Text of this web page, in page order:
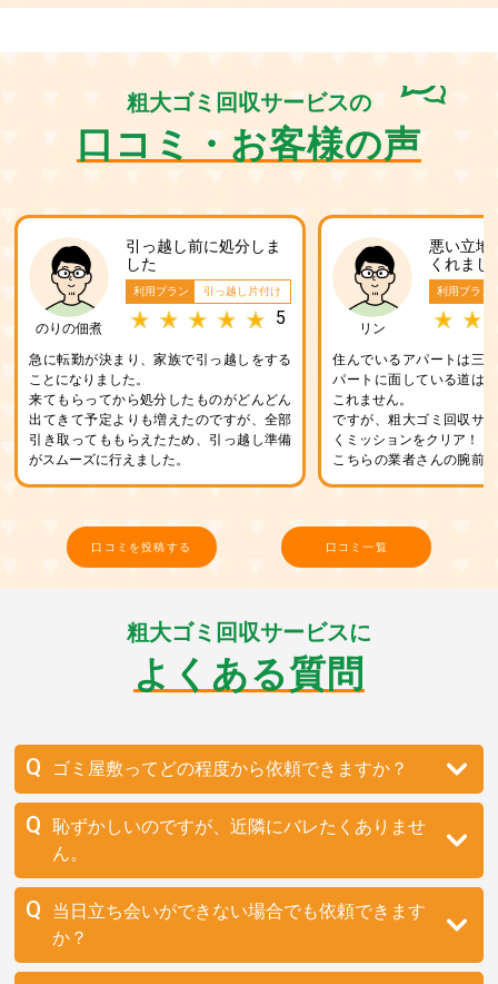
粗大ゴミ回収サービスの
口コミ・お客様の声
のりの佃煮
引っ越し前に処分しま
した
利用プラン 引っ越し片付け
5
急に転勤が決まり、家族で引っ越しをする
ことになりました。
来てもらってから処分したものがどんどん
出てきて予定よりも増えたのですが、全部
引き取ってももらえたため、引っ越し準備
がスムーズに行えました。
リン
悪い立地
くれまし
利用プラン
住んでいるアパートは三
パートに面している道は
これません。
ですが、粗大ゴミ回収サ
くミッションをクリア！
こちらの業者さんの腕前
口コミを投稿する 口コミ一覧
粗大ゴミ回収サービスに
よくある質問
ゴミ屋敷ってどの程度から依頼できますか？
恥ずかしいのですが、近隣にバレたくありませ
ん。
当日立ち会いができない場合でも依頼できます
か？